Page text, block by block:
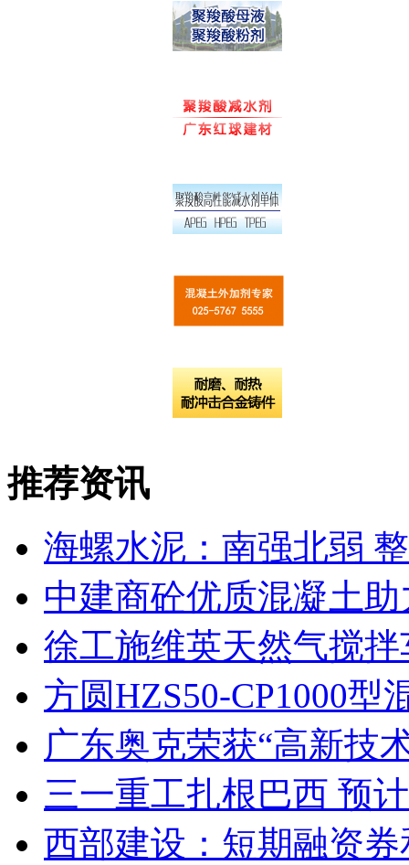
推荐资讯
海螺水泥：南强北弱
中建商砼优质混凝土
徐工施维英天然气搅
方圆HZS50-CP1000
广东奥克荣获“高新技
三一重工扎根巴西 预
西部建设：短期融资